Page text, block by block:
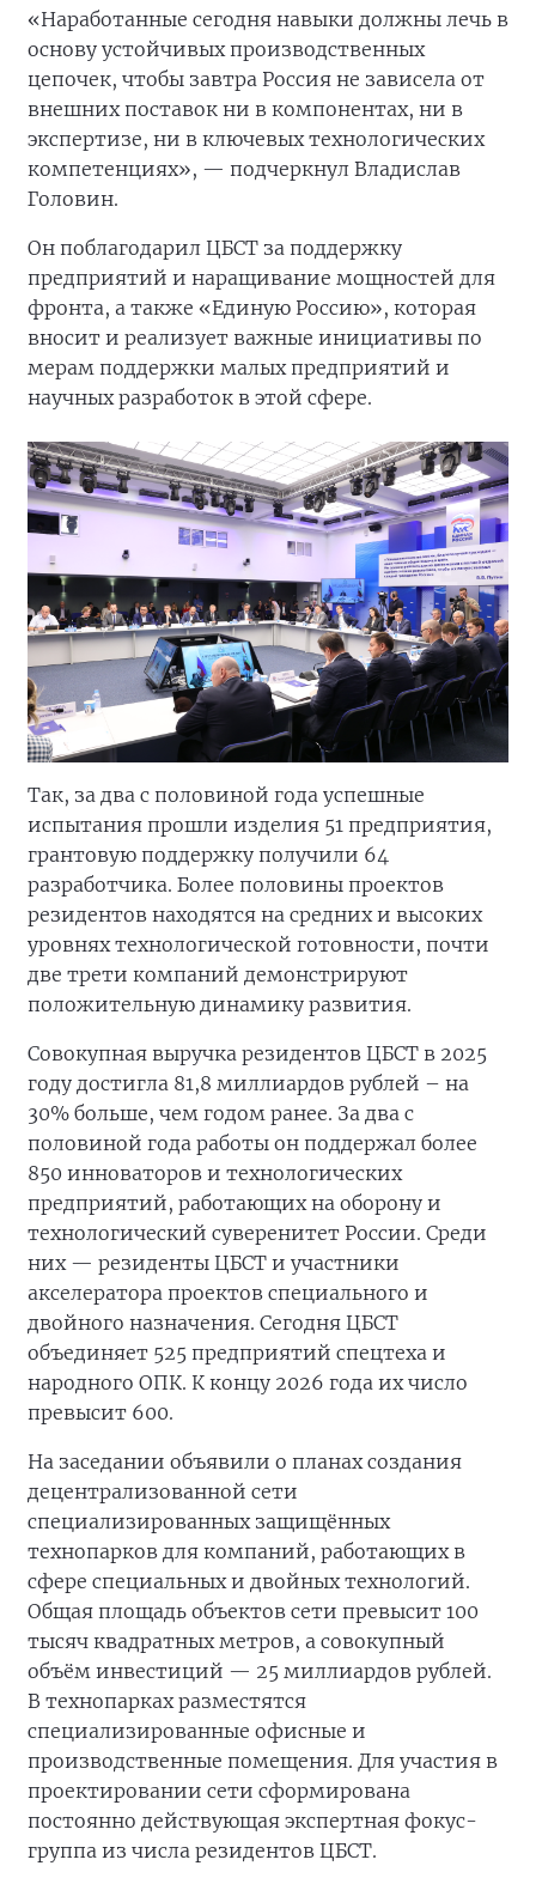
«Наработанные сегодня навыки должны лечь в
основу устойчивых производственных
цепочек, чтобы завтра Россия не зависела от
внешних поставок ни в компонентах, ни в
экспертизе, ни в ключевых технологических
компетенциях», — подчеркнул Владислав
Головин.
Он поблагодарил ЦБСТ за поддержку
предприятий и наращивание мощностей для
фронта, а также «Единую Россию», которая
вносит и реализует важные инициативы по
мерам поддержки малых предприятий и
научных разработок в этой сфере.
Так, за два с половиной года успешные
испытания прошли изделия 51 предприятия,
грантовую поддержку получили 64
разработчика. Более половины проектов
резидентов находятся на средних и высоких
уровнях технологической готовности, почти
две трети компаний демонстрируют
положительную динамику развития.
Совокупная выручка резидентов ЦБСТ в 2025
году достигла 81,8 миллиардов рублей – на
30% больше, чем годом ранее. За два с
половиной года работы он поддержал более
850 инноваторов и технологических
предприятий, работающих на оборону и
технологический суверенитет России. Среди
них — резиденты ЦБСТ и участники
акселератора проектов специального и
двойного назначения. Сегодня ЦБСТ
объединяет 525 предприятий спецтеха и
народного ОПК. К концу 2026 года их число
превысит 600.
На заседании объявили о планах создания
децентрализованной сети
специализированных защищённых
технопарков для компаний, работающих в
сфере специальных и двойных технологий.
Общая площадь объектов сети превысит 100
тысяч квадратных метров, а совокупный
объём инвестиций — 25 миллиардов рублей.
В технопарках разместятся
специализированные офисные и
производственные помещения. Для участия в
проектировании сети сформирована
постоянно действующая экспертная фокус-
группа из числа резидентов ЦБСТ.